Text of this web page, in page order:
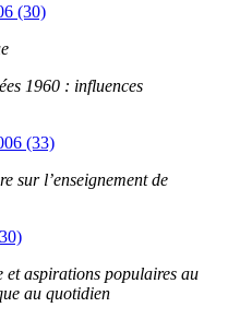
(30)
1960 : influences
(33)
sur l’enseignement de
et aspirations populaires au
au quotidien